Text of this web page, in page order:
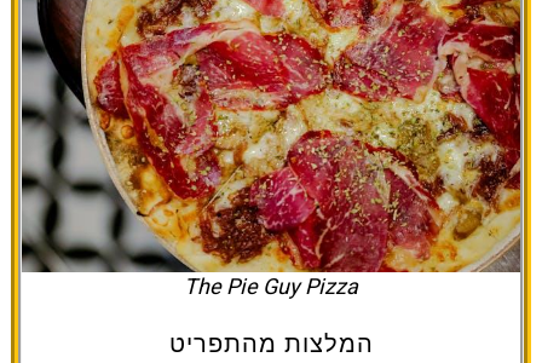
The Pie Guy Pizza
המלצות מהתפריט